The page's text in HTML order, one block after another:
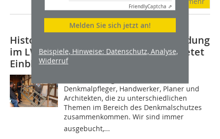
FriendlyCaptcha ⇗
Melden Sie sich jetzt an!
Beispiele, Hinweise: Datenschutz, Analyse,
Widerruf
Historische Fenster sanieren: Fortbildung
im LWL-Freilichtmuseum Detmold bietet
Einblicke in Zukunftskonzepte
Denkmalpfleger, Handwerker, Planer und
Architekten, die zu unterschiedlichen
Themen im Bereich des Denkmalschutzes
zusammenkommen. Wir sind immer
ausgebucht,...